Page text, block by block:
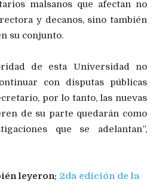
malsanos que afectan no
y decanos, sino también
su conjunto.
de esta Universidad no
con disputas públicas
por lo tanto, las nuevas
de su parte quedarán como
que se adelantan”,
leyeron: 2da edición de la